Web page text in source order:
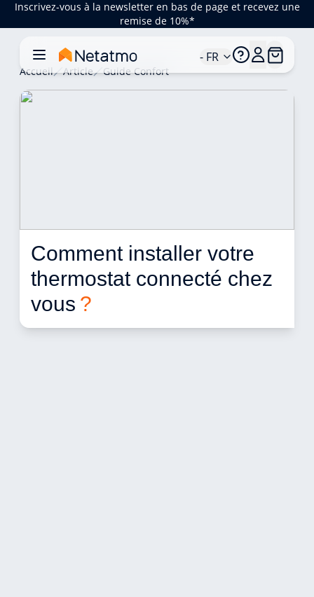
Inscrivez-vous à la newsletter en bas de page et recevez une
remise de 10%*
- FR
Accueil Article Guide Confort
Comment installer votre
thermostat connecté chez
vous ?